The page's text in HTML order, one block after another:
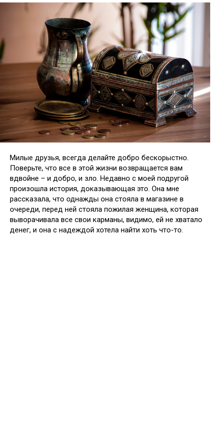
Милые друзья, всегда делайте добро бескорыстно.
Поверьте, что все в этой жизни возвращается вам
вдвойне – и добро, и зло. Недавно с моей подругой
произошла история, доказывающая это. Она мне
рассказала, что однажды она стояла в магазине в
очереди, перед ней стояла пожилая женщина, которая
выворачивала все свои карманы, видимо, ей не хватало
денег, и она с надеждой хотела найти хоть что-то.